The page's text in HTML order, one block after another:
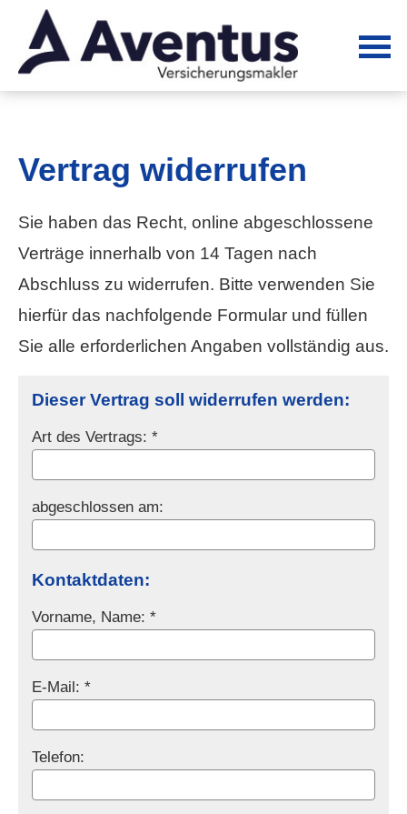
Vertrag widerrufen
Sie haben das Recht, online abgeschlossene
Verträge innerhalb von 14 Tagen nach
Abschluss zu widerrufen. Bitte verwenden Sie
hierfür das nachfolgende Formular und füllen
Sie alle erforderlichen Angaben vollständig aus.
Dieser Vertrag soll widerrufen werden:
Art des Vertrags: *
abgeschlossen am:
Kontaktdaten:
Vorname, Name: *
E-Mail: *
Telefon: